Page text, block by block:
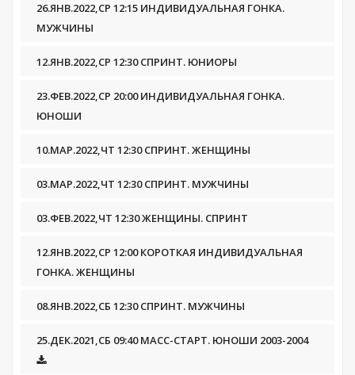
26.ЯНВ.2022,СР 12:15 ИНДИВИДУАЛЬНАЯ ГОНКА.
МУЖЧИНЫ
12.ЯНВ.2022,СР 12:30 СПРИНТ. ЮНИОРЫ
23.ФЕВ.2022,СР 20:00 ИНДИВИДУАЛЬНАЯ ГОНКА.
ЮНОШИ
10.МАР.2022,ЧТ 12:30 СПРИНТ. ЖЕНЩИНЫ
03.МАР.2022,ЧТ 12:30 СПРИНТ. МУЖЧИНЫ
03.ФЕВ.2022,ЧТ 12:30 ЖЕНЩИНЫ. СПРИНТ
12.ЯНВ.2022,СР 12:00 КОРОТКАЯ ИНДИВИДУАЛЬНАЯ
ГОНКА. ЖЕНЩИНЫ
08.ЯНВ.2022,СБ 12:30 СПРИНТ. МУЖЧИНЫ
25.ДЕК.2021,СБ 09:40 МАСС-СТАРТ. ЮНОШИ 2003-2004